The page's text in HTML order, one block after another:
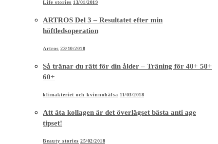
Life stories 13/01/2019
ARTROS Del 3 – Resultatet efter min
höftledsoperation
Artros 23/10/2018
Så tränar du rätt för din ålder – Träning för 40+ 50+
60+
klimakteriet och kvinnohälsa 11/03/2018
Att äta kollagen är det överlägset bästa anti age
tipset!
Beauty stories 25/02/2018